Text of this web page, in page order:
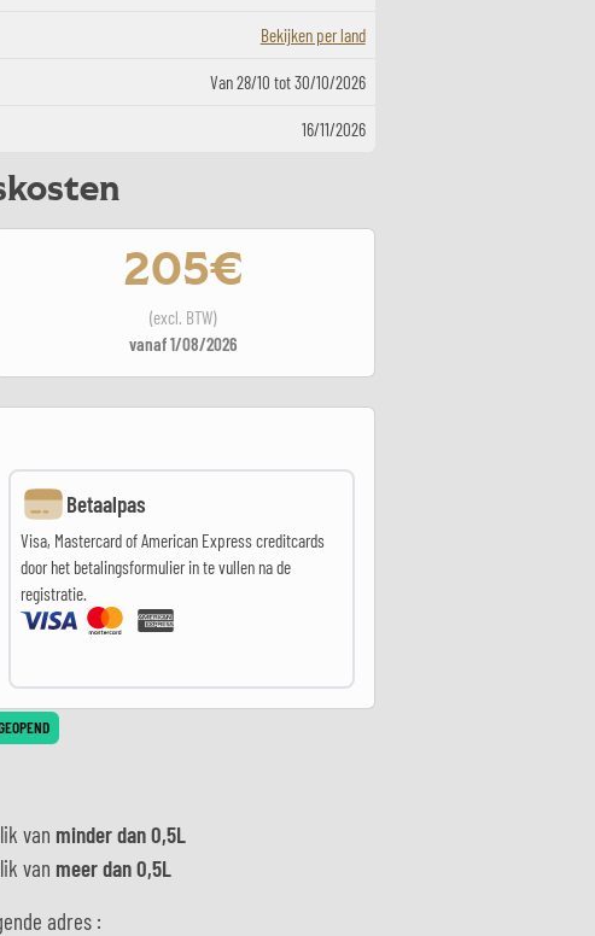
Bekijken per land
Van 28/10 tot 30/10/2026
16/11/2026
205€
(excl. BTW)
vanaf 1/08/2026
Betaalpas
Visa, Mastercard of American Express creditcards
door het betalingsformulier in te vullen na de
registratie.
van minder dan 0,5L
van meer dan 0,5L
adres :